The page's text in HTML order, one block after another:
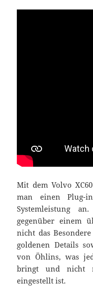
Mit dem Volvo
man einen Plug-
Systemleistung
gegenüber einem
nicht das
goldenen Details
von Öhlins, was
bringt und nicht
eingestellt ist.